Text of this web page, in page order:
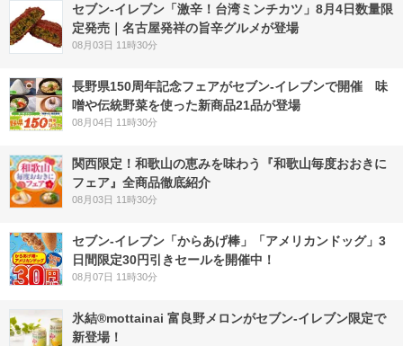
セブン-イレブン「激辛！台湾ミンチカツ」8月4日数量限
定発売｜名古屋発祥の旨辛グルメが登場
08月03日 11時30分
長野県150周年記念フェアがセブン-イレブンで開催 味
噌や伝統野菜を使った新商品21品が登場
08月04日 11時30分
関西限定！和歌山の恵みを味わう『和歌山毎度おおきに
フェア』全商品徹底紹介
08月03日 11時30分
セブン‐イレブン「からあげ棒」「アメリカンドッグ」3
日間限定30円引きセールを開催中！
08月07日 11時30分
氷結®mottainai 富良野メロンがセブン‐イレブン限定で
新登場！